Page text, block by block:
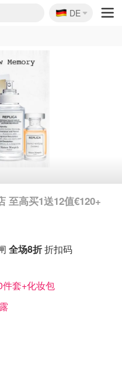
大促
85折
新
9折
🇩🇪
DE
至高买1送12值€120+
全场8折折扣码
套+化妆包